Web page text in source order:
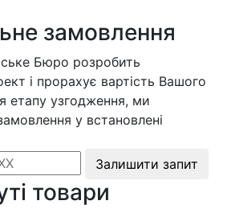
замовлення
Бюро розробить
і прорахує вартість Вашого
етапу узгодження, ми
у встановлені
Залишити запит
товари